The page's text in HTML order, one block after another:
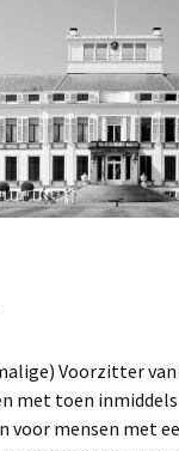
Voorzitter
met toen
voor mensen met